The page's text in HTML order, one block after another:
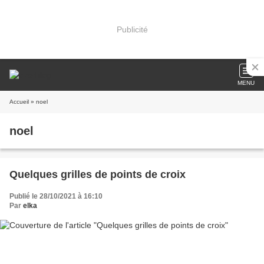
Publicité
MENU
Accueil » noel
noel
Quelques grilles de points de croix
Publié le 28/10/2021 à 16:10
Par elka